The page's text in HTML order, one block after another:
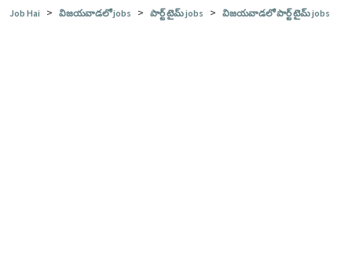
Job Hai > విజయవాడలో jobs > పార్ట్ టైమ్ jobs > విజయవాడలో పార్ట్ టైమ్ jobs